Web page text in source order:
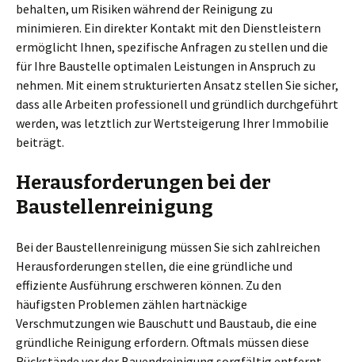
behalten, um Risiken während der Reinigung zu
minimieren. Ein direkter Kontakt mit den Dienstleistern
ermöglicht Ihnen, spezifische Anfragen zu stellen und die
für Ihre Baustelle optimalen Leistungen in Anspruch zu
nehmen. Mit einem strukturierten Ansatz stellen Sie sicher,
dass alle Arbeiten professionell und gründlich durchgeführt
werden, was letztlich zur Wertsteigerung Ihrer Immobilie
beiträgt.
Herausforderungen bei der
Baustellenreinigung
Bei der Baustellenreinigung müssen Sie sich zahlreichen
Herausforderungen stellen, die eine gründliche und
effiziente Ausführung erschweren können. Zu den
häufigsten Problemen zählen hartnäckige
Verschmutzungen wie Bauschutt und Baustaub, die eine
gründliche Reinigung erfordern. Oftmals müssen diese